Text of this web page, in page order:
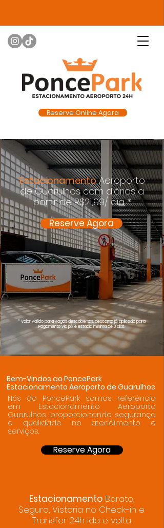
Reserve Online Agora
Estacionamento Aeroporto
de Guarulhos com diárias a
partir de R$21,99/ dia *
Reserve Agora
* Valor válido para vagas descobertas, desconto já aplicado para
Pagamento via pix e estadia mínima de 3 dias
Bem-Vindos ao PoncePark
Estacionamento Aeroporto de Guarulhos
Nós do PoncePark somos referência
em Estacionamento Aeroporto
Guarulhos, proporcionando segurança
e qualidade no atendimento e
serviços.
Reserve Agora
EstacionamentoBarato,
Seguro, Vistoria no Check-in e
Transfer 24h ida e volta.